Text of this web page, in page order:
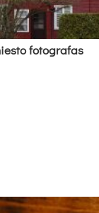
fo­tog­ra­fas